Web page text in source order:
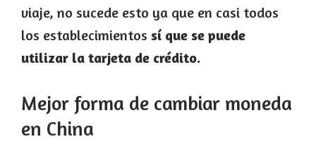
viaje, no sucede esto ya que en casi todos
los establecimientos sí que se puede
utilizar la tarjeta de crédito.
Mejor forma de cambiar moneda
en China